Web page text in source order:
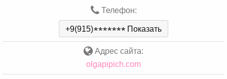
Телефон:
+9(915)******* Показать
Адрес сайта:
olgapipich.com